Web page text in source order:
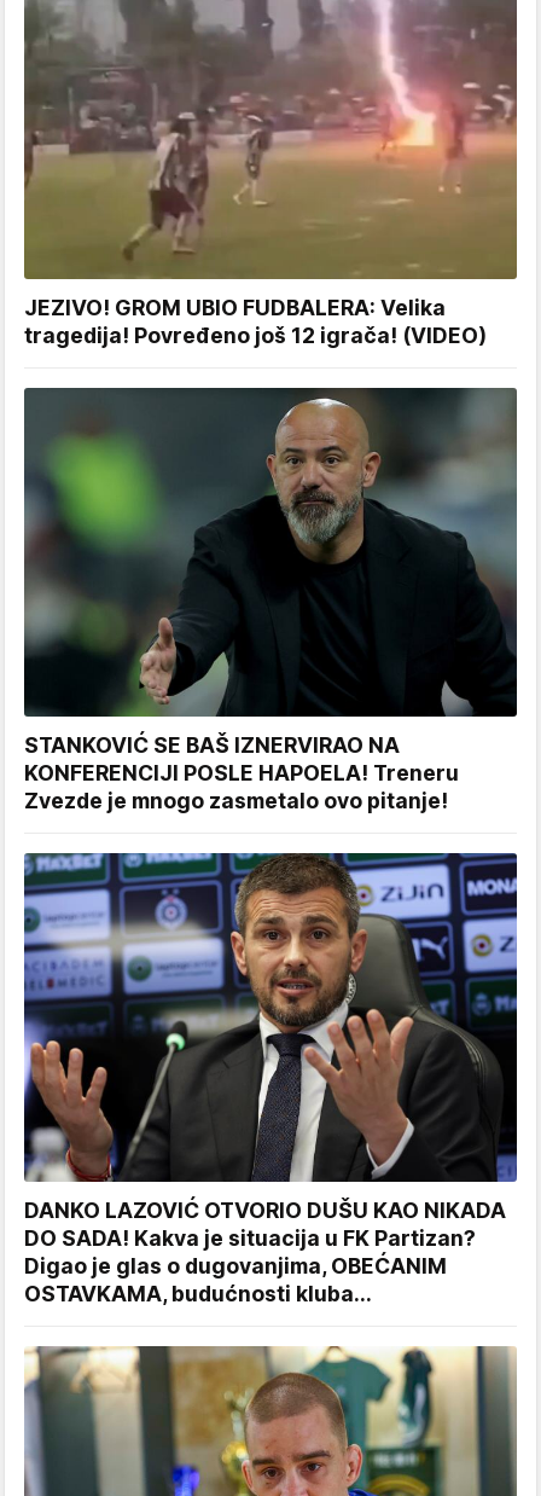
JEZIVO! GROM UBIO FUDBALERA: Velika
tragedija! Povređeno još 12 igrača! (VIDEO)
STANKOVIĆ SE BAŠ IZNERVIRAO NA
KONFERENCIJI POSLE HAPOELA! Treneru
Zvezde je mnogo zasmetalo ovo pitanje!
DANKO LAZOVIĆ OTVORIO DUŠU KAO NIKADA
DO SADA! Kakva je situacija u FK Partizan?
Digao je glas o dugovanjima, OBEĆANIM
OSTAVKAMA, budućnosti kluba...